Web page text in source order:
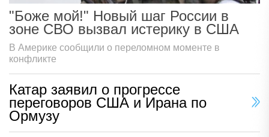
"Боже мой!" Новый шаг России в
зоне СВО вызвал истерику в США
В Америке сообщили о переломном моменте в
конфликте
Катар заявил о прогрессе
переговоров США и Ирана по
Ормузу